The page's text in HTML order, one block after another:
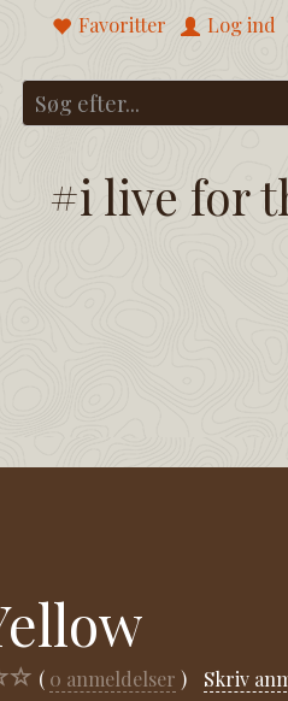
Favoritter Log ind
#i live for
0 anmeldelser Skriv